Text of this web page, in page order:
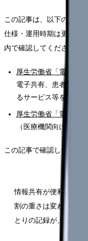
この記事は、以下の一次
仕様・運用時期は更新さ
内で確認してください。
厚生労働省「電子カ
電子共有、患者の臨
るサービス等を案内）
厚生労働省「電子カ
（医療機関向けの概
この記事で確認したいポ
情報共有が便利にな
割の重さは変わらな
とりの記録が、ほかの